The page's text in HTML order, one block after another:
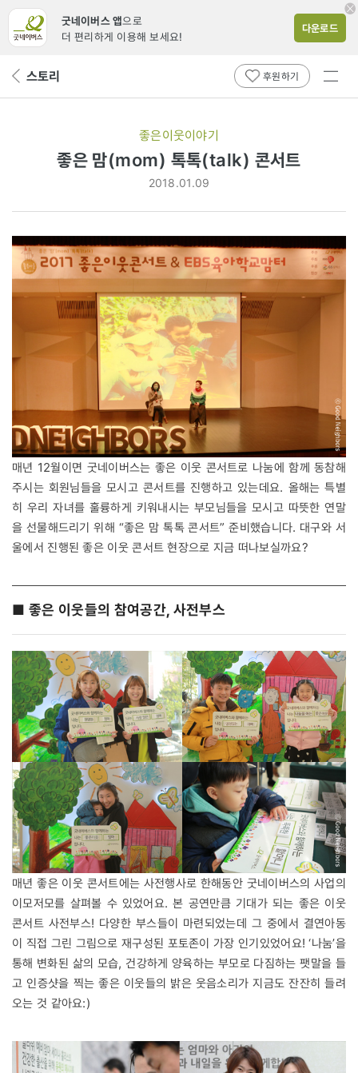
굿네이버스 앱으로
더 편리하게 이용해 보세요!
다운로드
뒤 스토리 후원하기
전체
좋은이웃이야기
좋은 맘(mom) 톡톡(talk) 콘서트
2018.01.09
매년 12월이면 굿네이버스는 좋은 이웃 콘서트로 나눔에 함께 동참해
주시는 회원님들을 모시고 콘서트를 진행하고 있는데요. 올해는 특별
히 우리 자녀를 훌륭하게 키워내시는 부모님들을 모시고 따뜻한 연말
을 선물해드리기 위해 “좋은 맘 톡톡 콘서트” 준비했습니다. 대구와 서
울에서 진행된 좋은 이웃 콘서트 현장으로 지금 떠나보실까요?
■ 좋은 이웃들의 참여공간, 사전부스
매년 좋은 이웃 콘서트에는 사전행사로 한해동안 굿네이버스의 사업의
이모저모를 살펴볼 수 있었어요. 본 공연만큼 기대가 되는 좋은 이웃
콘서트 사전부스! 다양한 부스들이 마련되었는데 그 중에서 결연아동
이 직접 그린 그림으로 재구성된 포토존이 가장 인기있었어요! ‘나눔’을
통해 변화된 삶의 모습, 건강하게 양육하는 부모로 다짐하는 팻말을 들
고 인증샷을 찍는 좋은 이웃들의 밝은 웃음소리가 지금도 잔잔히 들려
오는 것 같아요:)